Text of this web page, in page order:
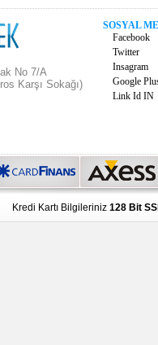
No 7/A
Karşı Sokağı)
SOSYAL
Facebook
Twitter
Insagram
Google
Link Id IN
Kredi Kartı Bilgileriniz 128 Bit